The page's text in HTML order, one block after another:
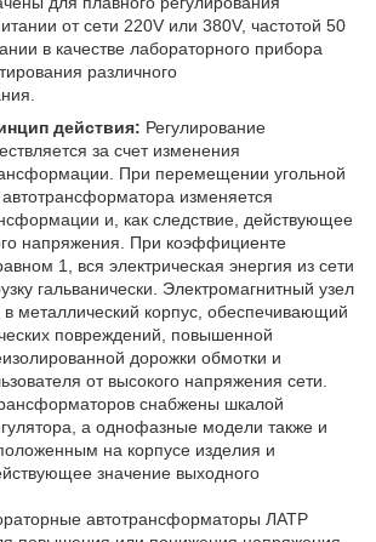
от сети 220V или 380V, частотой 50
в качестве лабораторного прибора
различного
действия: Регулирование
за счет изменения
При перемещении угольной
изменяется
и, как следствие, действующее
напряжения. При коэффициенте
1, вся электрическая энергия из сети
гальванически. Электромагнитный узел
металлический корпус, обеспечивающий
повреждений, повышенной
дорожки обмотки и
от высокого напряжения сети.
снабжены шкалой
а однофазные модели также и
на корпусе изделия и
значение выходного
автотрансформаторы ЛАТР